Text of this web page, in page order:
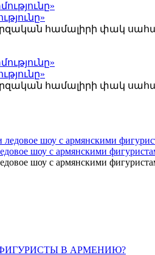
համալիրի փակ
համալիրի փակ
шоу с армянскими
шоу с армянскими